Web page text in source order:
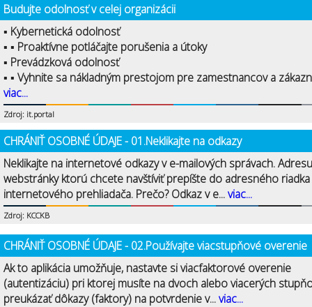
Budujte odolnosť v celej organizácii
▪ Kybernetická odolnosť
▪ ▪ Proaktívne potláčajte porušenia a útoky
▪ Prevádzková odolnosť
▪ ▪ Vyhnite sa nákladným prestojom pre zamestnancov a
viac...
Zdroj: it.portal
CHRÁNIŤ OSOBNÉ ÚDAJE - 01.Neklikajte na odkazy
Neklikajte na internetové odkazy v e-mailových správach. Adresu
webstránky ktorú chcete navštíviť prepíšte do adresného riadka
internetového prehliadača. Prečo? Odkaz v e...viac...
Zdroj: KCCKB
CHRÁNIŤ OSOBNÉ ÚDAJE - 02.Používajte viacstupňové overenie
Ak to aplikácia umožňuje, nastavte si viacfaktorové overenie
(autentizáciu) pri ktorej musíte na dvoch alebo viacerých
preukázať dôkazy (faktory) na potvrdenie v...viac...